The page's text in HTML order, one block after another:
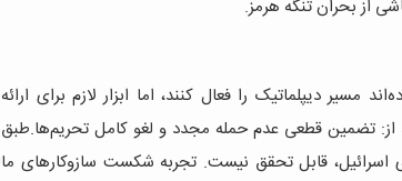
از بحران تنگه هرمز.
دیپلماتیک را فعال کنند، اما ابزار لازم برای ارائه
از: تضمین قطعی عدم حمله مجدد و لغو کامل تحریم‌ها.طبق
قابل تحقق نیست. تجربه شکست سازوکارهای